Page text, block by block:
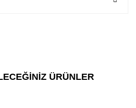
ÜRÜNLER